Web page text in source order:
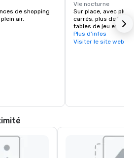
de shopping
air.
Vie nocturne
Sur place, avec plus
carrés, plus de 1700
tables de jeu et un
Sportsbook.
Plus d'infos
Visiter le site web